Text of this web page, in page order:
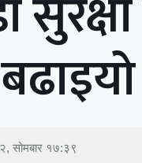
सोमबार १७:३९